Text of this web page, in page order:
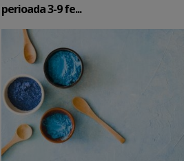
perioada 3-9 fe...